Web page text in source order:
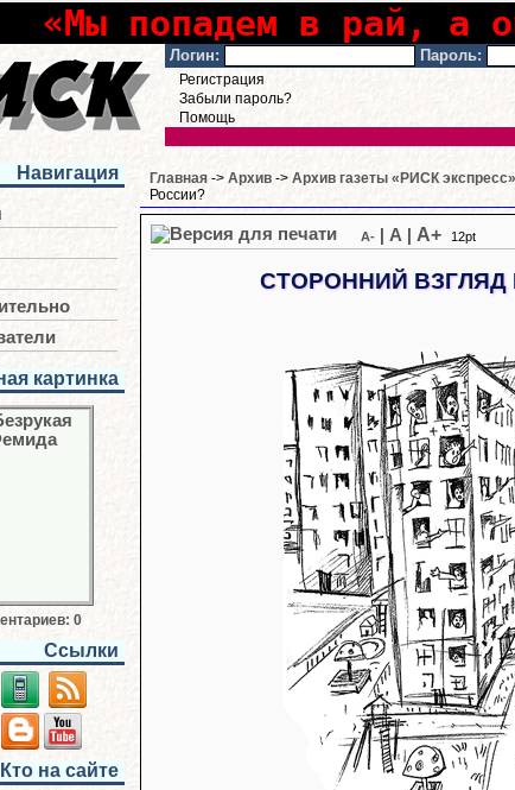
«Мы попадем в рай, а
Логин: Пароль:
Регистрация
Забыли пароль?
Помощь
Навигация
картинка
0
Ссылки
Кто на сайте
Главная -> Архив -> Архив газеты «РИСК
России?
A- A A+ 12pt
СТОРОННИЙ